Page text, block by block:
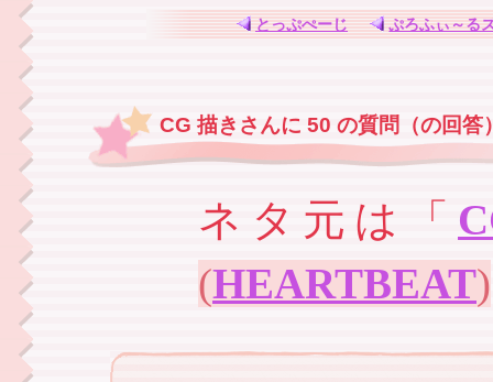
とっぷぺーじ ぷろふぃ～る
CG 描きさんに 50 の質問（の回答
ネタ元は「
(HEARTBEAT)